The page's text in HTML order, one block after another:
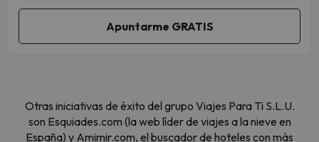
Otras iniciativas de éxito del grupo Viajes Para Ti S.L.U.
son Esquiades.com (la web líder de viajes a la nieve en
España) y Amimir.com, el buscador de hoteles con más